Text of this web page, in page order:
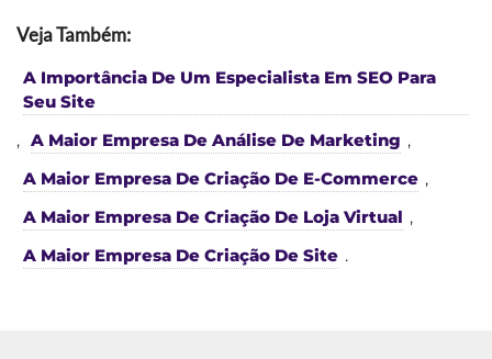
Veja Também:
A Importância De Um Especialista Em SEO Para
Seu Site
, A Maior Empresa De Análise De Marketing ,
A Maior Empresa De Criação De E-Commerce ,
A Maior Empresa De Criação De Loja Virtual ,
A Maior Empresa De Criação De Site .